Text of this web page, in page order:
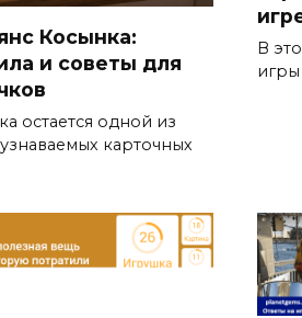
Косынка:
и советы для
остается одной из
карточных
В